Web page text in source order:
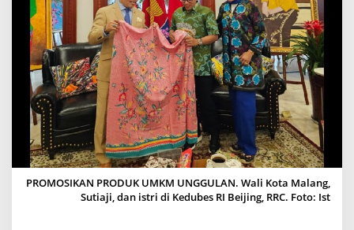
,
I
N
I
P
R
O
U
K
U
N
G
G
U
PROMOSIKAN PRODUK UMKM UNGGULAN. Wali Kota Malang,
Sutiaji, dan istri di Kedubes RI Beijing, RRC. Foto: Ist